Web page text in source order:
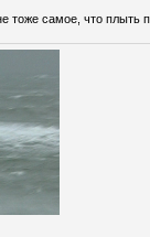
тоже самое, что плыть